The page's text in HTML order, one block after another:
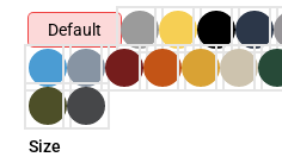
Default
Size